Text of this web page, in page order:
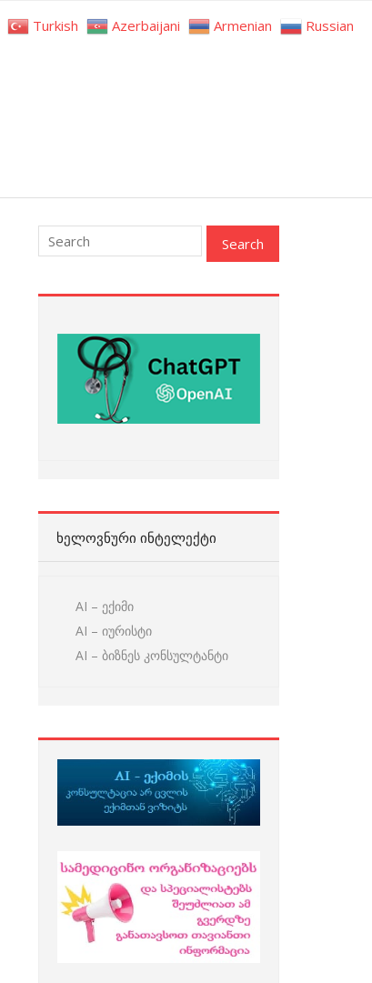
ᲮᲔᲚᲝᲕᲜᲣᲠᲘ ᲘᲜᲢᲔᲚᲔᲥᲢᲘ
AI – ექიმი
AI – იურისტი
AI – ბიზნეს კონსულტანტი
Turkish Azerbaijani Armenian Russian